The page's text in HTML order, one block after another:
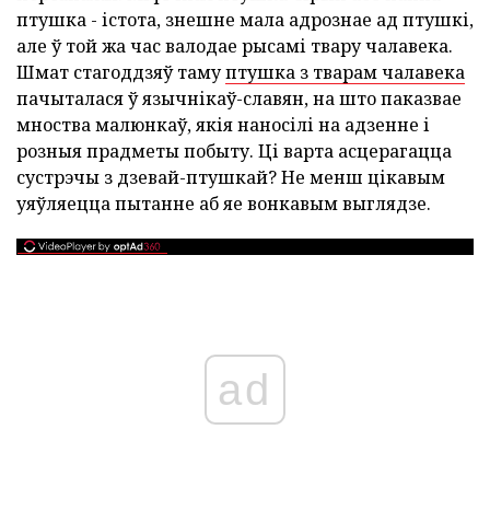
птушка - істота, знешне мала адрознае ад птушкі,
але ў той жа час валодае рысамі твару чалавека.
Шмат стагоддзяў тамуптушка з тварам чалавека
пачыталася ў язычнікаў-славян, на што паказвае
мноства малюнкаў, якія наносілі на адзенне і
розныя прадметы побыту. Ці варта асцерагацца
сустрэчы з дзевай-птушкай? Не менш цікавым
уяўляецца пытанне аб яе вонкавым выглядзе.
ad